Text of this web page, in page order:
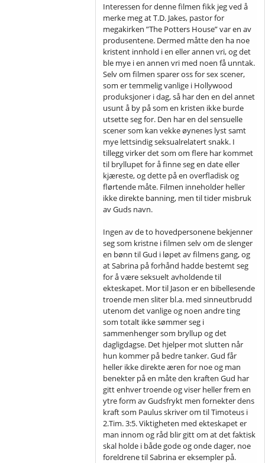
Interessen for denne filmen fikk jeg ved å
merke meg at T.D. Jakes, pastor for
megakirken ”The Potters House” var en av
produsentene. Dermed måtte den ha noe
kristent innhold i en eller annen vri, og det
ble mye i en annen vri med noen få unntak.
Selv om filmen sparer oss for sex scener,
som er temmelig vanlige i Hollywood
produksjoner i dag, så har den en del annet
usunt å by på som en kristen ikke burde
utsette seg for. Den har en del sensuelle
scener som kan vekke øynenes lyst samt
mye lettsindig seksualrelatert snakk. I
tillegg virker det som om flere har kommet
til bryllupet for å finne seg en date eller
kjæreste, og dette på en overfladisk og
flørtende måte. Filmen inneholder heller
ikke direkte banning, men til tider misbruk
av Guds navn.
Ingen av de to hovedpersonene bekjenner
seg som kristne i filmen selv om de slenger
en bønn til Gud i løpet av filmens gang, og
at Sabrina på forhånd hadde bestemt seg
for å være seksuelt avholdende til
ekteskapet. Mor til Jason er en bibellesende
troende men sliter bl.a. med sinneutbrudd
utenom det vanlige og noen andre ting
som totalt ikke sømmer seg i
sammenhenger som bryllup og det
dagligdagse. Det hjelper mot slutten når
hun kommer på bedre tanker. Gud får
heller ikke direkte æren for noe og man
benekter på en måte den kraften Gud har
gitt enhver troende og viser heller frem en
ytre form av Gudsfrykt men fornekter dens
kraft som Paulus skriver om til Timoteus i
2.Tim. 3:5. Viktigheten med ekteskapet er
man innom og råd blir gitt om at det faktisk
skal holde i både gode og onde dager, noe
foreldrene til Sabrina er eksempler på.